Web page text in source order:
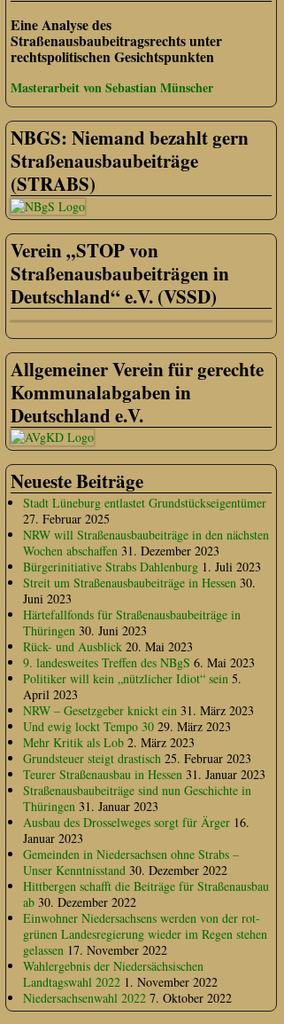
Eine Analyse des
Straßenausbaubeitragsrechts unter
rechtspolitischen Gesichtspunkten
Masterarbeit von Sebastian Münscher
NBGS: Niemand bezahlt gern
Straßenausbaubeiträge
(STRABS)
Verein „STOP von
Straßenausbaubeiträgen in
Deutschland“ e.V. (VSSD)
Allgemeiner Verein für gerechte
Kommunalabgaben in
Deutschland e.V.
Neueste Beiträge
Stadt Lüneburg entlastet Grundstückseigentümer
27. Februar 2025
NRW will Straßenausbaubeiträge in den nächsten
Wochen abschaffen 31. Dezember 2023
Bürgerinitiative Strabs Dahlenburg 1. Juli 2023
Streit um Straßenausbaubeiträge in Hessen 30.
Juni 2023
Härtefallfonds für Straßenausbaubeiträge in
Thüringen 30. Juni 2023
Rück- und Ausblick 20. Mai 2023
9. landesweites Treffen des NBgS 6. Mai 2023
Politiker will kein „nützlicher Idiot“ sein 5.
April 2023
NRW – Gesetzgeber knickt ein 31. März 2023
Und ewig lockt Tempo 30 29. März 2023
Mehr Kritik als Lob 2. März 2023
Grundsteuer steigt drastisch 25. Februar 2023
Teurer Straßenausbau in Hessen 31. Januar 2023
Straßenausbaubeiträge sind nun Geschichte in
Thüringen 31. Januar 2023
Ausbau des Drosselweges sorgt für Ärger 16.
Januar 2023
Gemeinden in Niedersachsen ohne Strabs –
Unser Kenntnisstand 30. Dezember 2022
Hittbergen schafft die Beiträge für Straßenausbau
ab 30. Dezember 2022
Einwohner Niedersachsens werden von der rot-
grünen Landesregierung wieder im Regen stehen
gelassen 17. November 2022
Wahlergebnis der Niedersächsischen
Landtagswahl 2022 1. November 2022
Niedersachsenwahl 2022 7. Oktober 2022